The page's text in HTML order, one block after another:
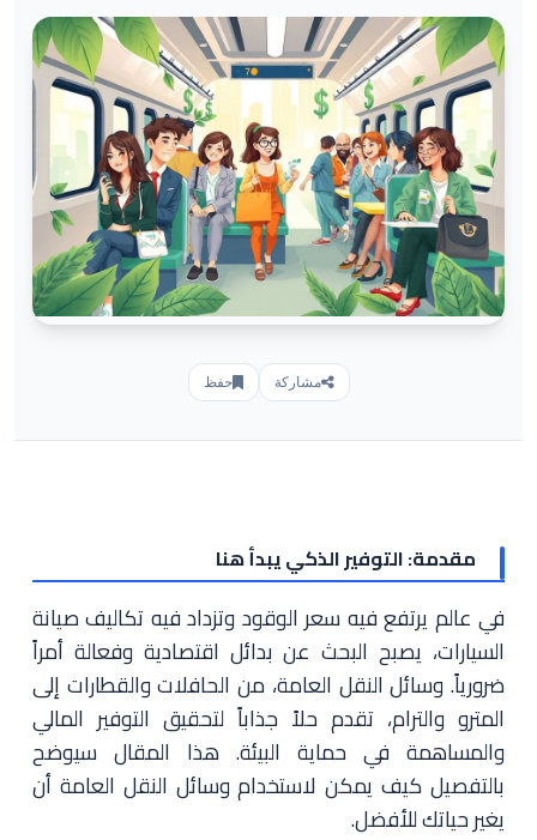
مشاركة حفظ
مقدمة: التوفير الذكي يبدأ هنا
في عالم يرتفع فيه سعر الوقود وتزداد فيه تكاليف صيانة
السيارات، يصبح البحث عن بدائل اقتصادية وفعالة أمراً
ضرورياً. وسائل النقل العامة، من الحافلات والقطارات إلى
المترو والترام، تقدم حلاً جذاباً لتحقيق التوفير المالي
والمساهمة في حماية البيئة. هذا المقال سيوضح
بالتفصيل كيف يمكن لاستخدام وسائل النقل العامة أن
يغير حياتك للأفضل.